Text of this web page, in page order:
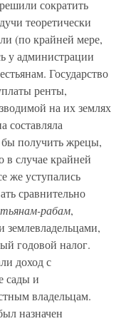
сократить
теоретически
(по крайней мере,
у администрации
Государство
ренты,
на их землях
составляла
бы получить жрецы,
случае крайней
же уступались
сравнительно
рабам,
землевладельцами,
годовой налог.
доход с
сады и
владельцам.
назначен